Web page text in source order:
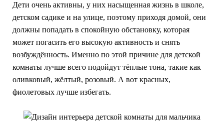
Дети очень активны, у них насыщенная жизнь в школе,
детском садике и на улице, поэтому приходя домой, они
должны попадать в спокойную обстановку, которая
может погасить его высокую активность и снять
возбуждённость. Именно по этой причине для детской
комнаты лучше всего подойдут тёплые тона, такие как
оливковый, жёлтый, розовый. А вот красных,
фиолетовых лучше избегать.